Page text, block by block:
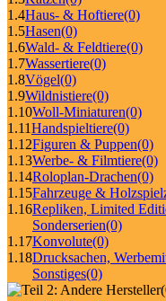
1.4Haus- & Hoftiere(0)
1.5Hasen(0)
1.6Wald- & Feldtiere(0)
1.7Wassertiere(0)
1.8Vögel(0)
1.9Wildnistiere(0)
1.10Woll-Miniaturen(0)
1.11Handspieltiere(0)
1.12Figuren & Puppen(0)
1.13Werbe- & Filmtiere(0)
1.14Roloplan-Drachen(0)
1.15Fahrzeuge &
1.16Repliken, Limited
Sonderserien(0)
1.17Konvolute(0)
1.18Drucksachen,
Sonstiges(0)